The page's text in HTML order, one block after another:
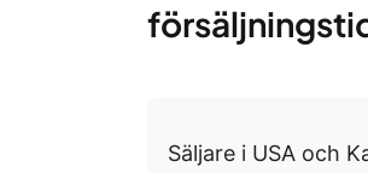
Säljare i USA och